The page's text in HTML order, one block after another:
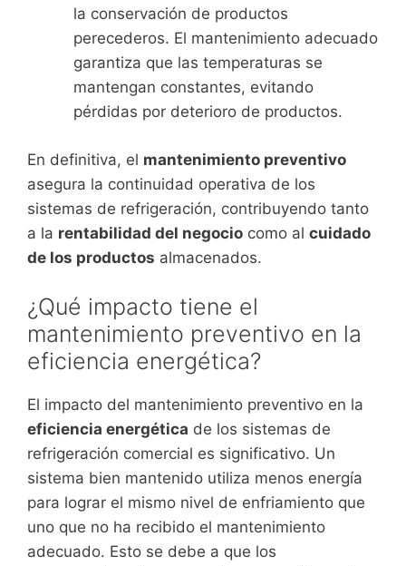
la conservación de productos
perecederos. El mantenimiento adecuado
garantiza que las temperaturas se
mantengan constantes, evitando
pérdidas por deterioro de productos.
En definitiva, el mantenimiento preventivo
asegura la continuidad operativa de los
sistemas de refrigeración, contribuyendo tanto
a la rentabilidad del negocio como al cuidado
de los productos almacenados.
¿Qué impacto tiene el
mantenimiento preventivo en la
eficiencia energética?
El impacto del mantenimiento preventivo en la
eficiencia energética de los sistemas de
refrigeración comercial es significativo. Un
sistema bien mantenido utiliza menos energía
para lograr el mismo nivel de enfriamiento que
uno que no ha recibido el mantenimiento
adecuado. Esto se debe a que los